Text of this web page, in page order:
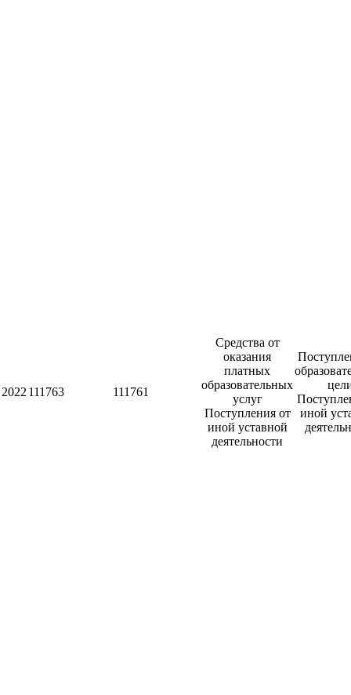
2022 111763 111761
Средства от
оказания
платных
образовательных
услуг
Поступления от
иной уставной
деятельности
иной